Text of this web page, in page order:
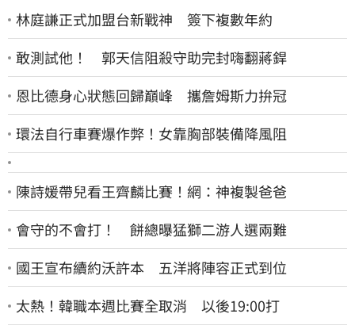
林庭謙正式加盟台新戰神 簽下複數年約
敢測試他！ 郭天信阻殺守助完封嗨翻蔣銲
恩比德身心狀態回歸巔峰 攜詹姆斯力拚冠
環法自行車賽爆作弊！女靠胸部裝備降風阻
陳詩媛帶兒看王齊麟比賽！網：神複製爸爸
會守的不會打！ 餅總曝猛獅二游人選兩難
國王宣布續約沃許本 五洋將陣容正式到位
太熱！韓職本週比賽全取消 以後19:00打